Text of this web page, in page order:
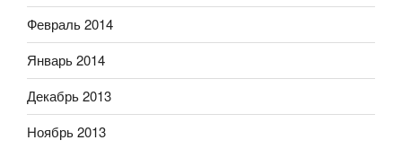
Февраль 2014
Январь 2014
Декабрь 2013
Ноябрь 2013